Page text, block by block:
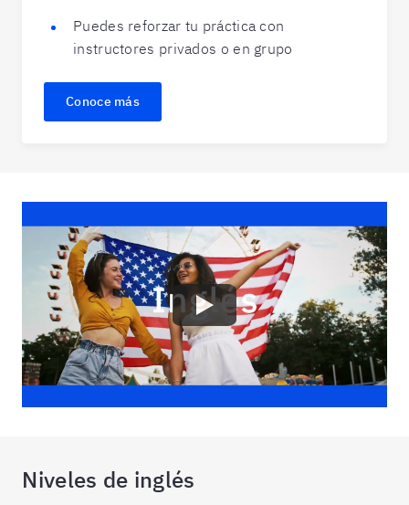
Puedes reforzar tu práctica con
instructores privados o en grupo
Conoce más
Niveles de inglés